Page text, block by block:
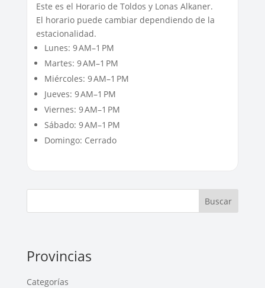
Este es el Horario de Toldos y Lonas Alkaner.
El horario puede cambiar dependiendo de la
estacionalidad.
Lunes: 9 AM–1 PM
Martes: 9 AM–1 PM
Miércoles: 9 AM–1 PM
Jueves: 9 AM–1 PM
Viernes: 9 AM–1 PM
Sábado: 9 AM–1 PM
Domingo: Cerrado
Buscar
Provincias
Categorías